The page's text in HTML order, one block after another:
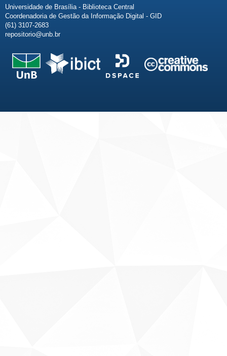
Universidade de Brasília - Biblioteca Central
Coordenadoria de Gestão da Informação Digital - GID
(61) 3107-2683
repositorio@unb.br